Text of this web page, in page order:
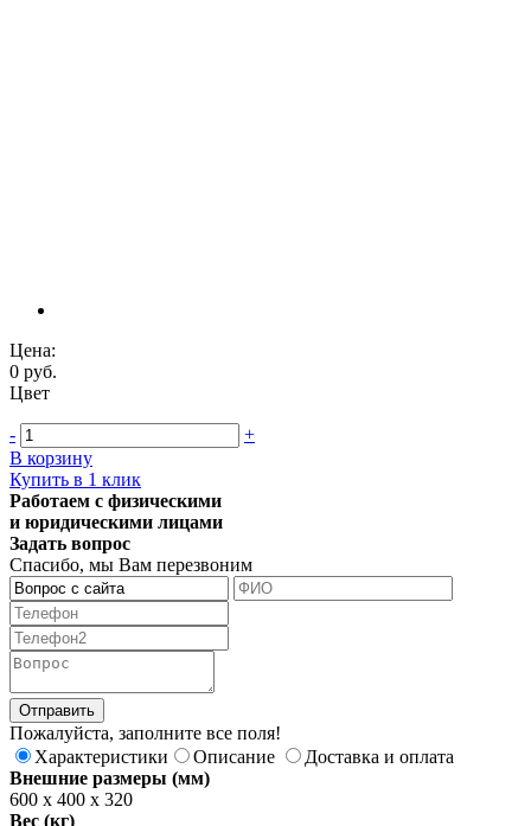
Цена:
0 руб.
Цвет
-
+
В корзину
Купить в 1 клик
Работаем с физическими
и юридическими лицами
Задать вопрос
Спасибо, мы Вам перезвоним
Пожалуйста, заполните все поля!
Характеристики
Описание
Доставка и оплата
Внешние размеры (мм)
600 x 400 х 320
Вес (кг)